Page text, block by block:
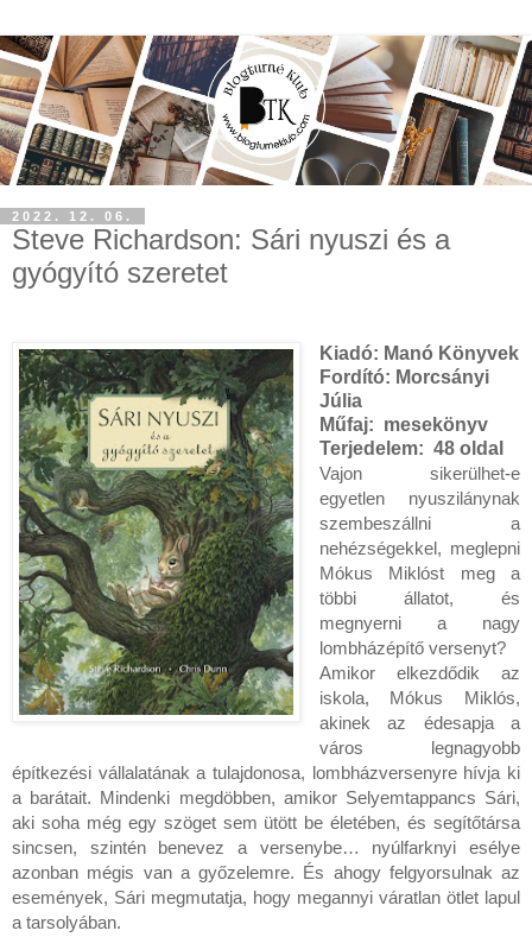
2022. 12. 06.
Steve Richardson: Sári ​nyuszi és a
gyógyító szeretet
Kiadó: Manó Könyvek
Fordító: Morcsányi
Júlia
Műfaj: mesekönyv
Terjedelem: 48 oldal
Vajon sikerülhet-e
egyetlen nyuszilánynak
szembeszállni a
nehézségekkel, meglepni
Mókus Miklóst meg a
többi állatot, és
megnyerni a nagy
lombházépítő versenyt?
Amikor elkezdődik az
iskola, Mókus Miklós,
akinek az édesapja a
város legnagyobb
építkezési vállalatának a tulajdonosa, lombházversenyre hívja ki
a barátait. Mindenki megdöbben, amikor Selyemtappancs Sári,
aki soha még egy szöget sem ütött be életében, és segítőtársa
sincsen, szintén benevez a versenybe… nyúlfarknyi esélye
azonban mégis van a győzelemre. És ahogy felgyorsulnak az
események, Sári megmutatja, hogy megannyi váratlan ötlet lapul
a tarsolyában.